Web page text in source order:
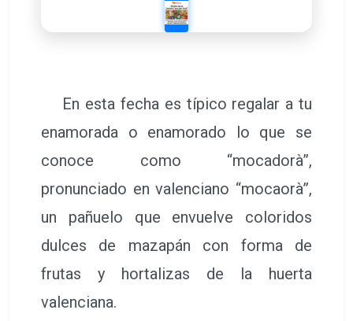
En esta fecha es típico regalar a tu
enamorada o enamorado lo que se
conoce como “mocadorà”,
pronunciado en valenciano “mocaorà”,
un pañuelo que envuelve coloridos
dulces de mazapán con forma de
frutas y hortalizas de la huerta
valenciana.